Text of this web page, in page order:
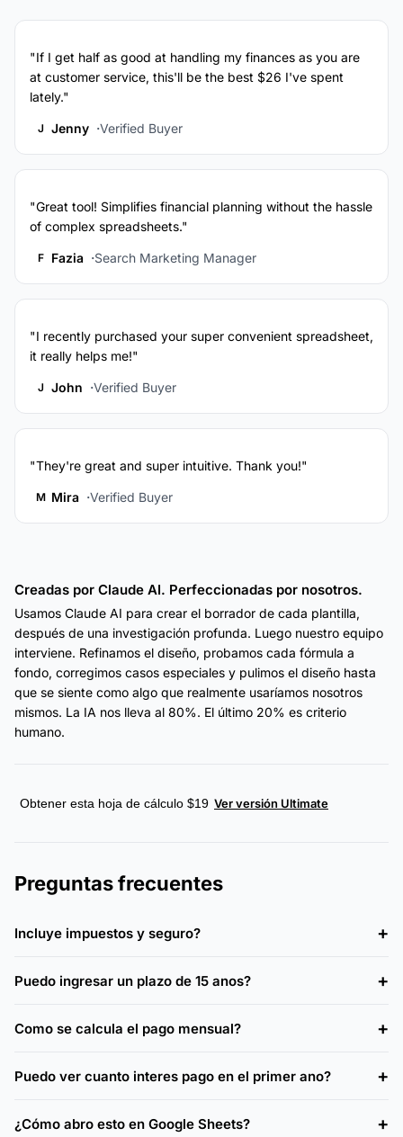
"If I get half as good at handling my finances as you are
at customer service, this'll be the best $26 I've spent
lately."
J Jenny Verified Buyer
"Great tool! Simplifies financial planning without the hassle
of complex spreadsheets."
F Fazia Search Marketing Manager
"I recently purchased your super convenient spreadsheet,
it really helps me!"
J John Verified Buyer
"They're great and super intuitive. Thank you!"
M Mira Verified Buyer
Creadas por Claude AI. Perfeccionadas por nosotros.
Usamos Claude AI para crear el borrador de cada plantilla,
después de una investigación profunda. Luego nuestro equipo
interviene. Refinamos el diseño, probamos cada fórmula a
fondo, corregimos casos especiales y pulimos el diseño hasta
que se siente como algo que realmente usaríamos nosotros
mismos. La IA nos lleva al 80%. El último 20% es criterio
humano.
Obtener esta hoja de cálculo $19 Ver versión Ultimate
Preguntas frecuentes
Incluye impuestos y seguro?
Puedo ingresar un plazo de 15 anos?
Como se calcula el pago mensual?
Puedo ver cuanto interes pago en el primer ano?
¿Cómo abro esto en Google Sheets?